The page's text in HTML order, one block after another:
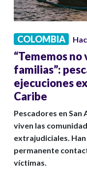
COLOMBIA
“Tememos
familias”:
ejecuciones
Caribe
Pescadores en
viven las
extrajudiciales.
permanente
víctimas.